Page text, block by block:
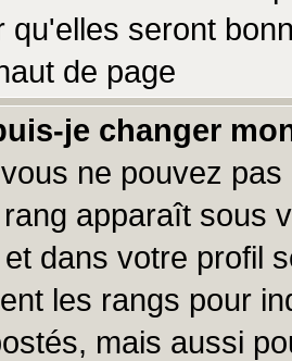
qu'elles seront
de page
je changer
ne pouvez
apparaît sous
dans votre profil
les rangs pour
mais aussi